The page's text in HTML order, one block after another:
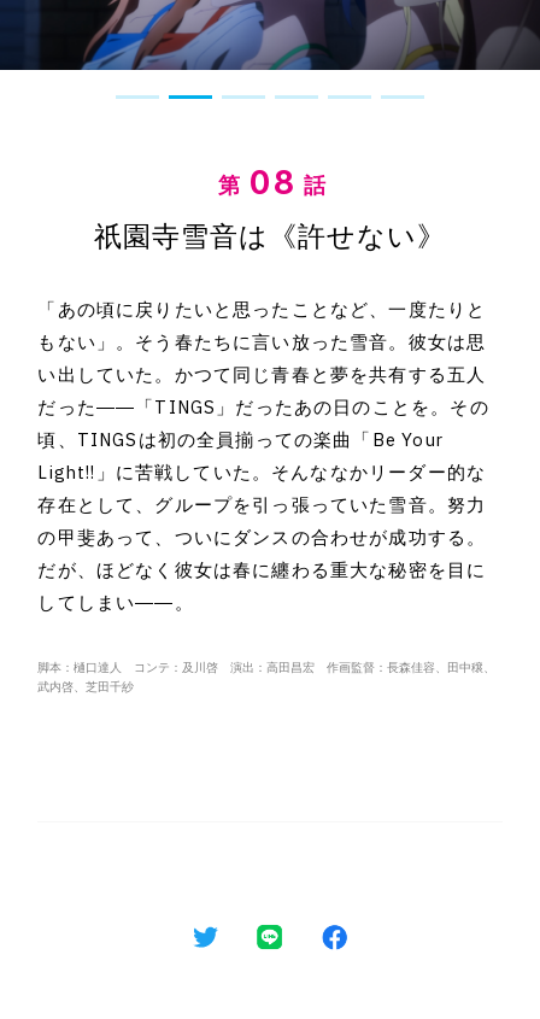
HOME
NEWS&TOPICS
STORY
CHARACTER
MOVIE
RADIO
Q1. 本作の印象を教えていただけますでしょうか。
Q2. 演じるキャラクターの印象と役に対する意気込みを教
えていただけますでしょうか。
08
祇園寺雪音は《許せない》
「あの頃に戻りたいと思ったことなど、一度たりと
もない」。そう春たちに言い放った雪音。彼女は思
い出していた。かつて同じ青春と夢を共有する五人
だった――「TINGS」だったあの日のことを。その
頃、TINGSは初の全員揃っての楽曲「Be Your
Light!!」に苦戦していた。そんななかリーダー的な
存在として、グループを引っ張っていた雪音。努力
の甲斐あって、ついにダンスの合わせが成功する。
だが、ほどなく彼女は春に纏わる重大な秘密を目に
してしまい――。
脚本：樋口達人 コンテ：及川啓 演出：高田昌宏 作画監督：長森佳容、田中穣、
武内啓、芝田千紗